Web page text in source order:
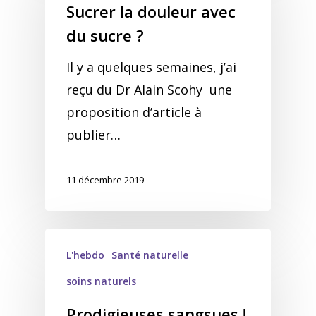
Sucrer la douleur avec
du sucre ?
Il y a quelques semaines, j’ai
reçu du Dr Alain Scohy une
proposition d’article à
publier…
11 décembre 2019
L'hebdo
Santé naturelle
soins naturels